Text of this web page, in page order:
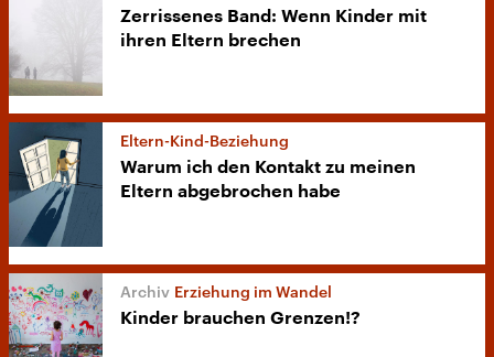
Zerrissenes Band: Wenn Kinder mit
ihren Eltern brechen
Eltern-Kind-Beziehung
Warum ich den Kontakt zu meinen
Eltern abgebrochen habe
Erziehung im Wandel
Kinder brauchen Grenzen!?